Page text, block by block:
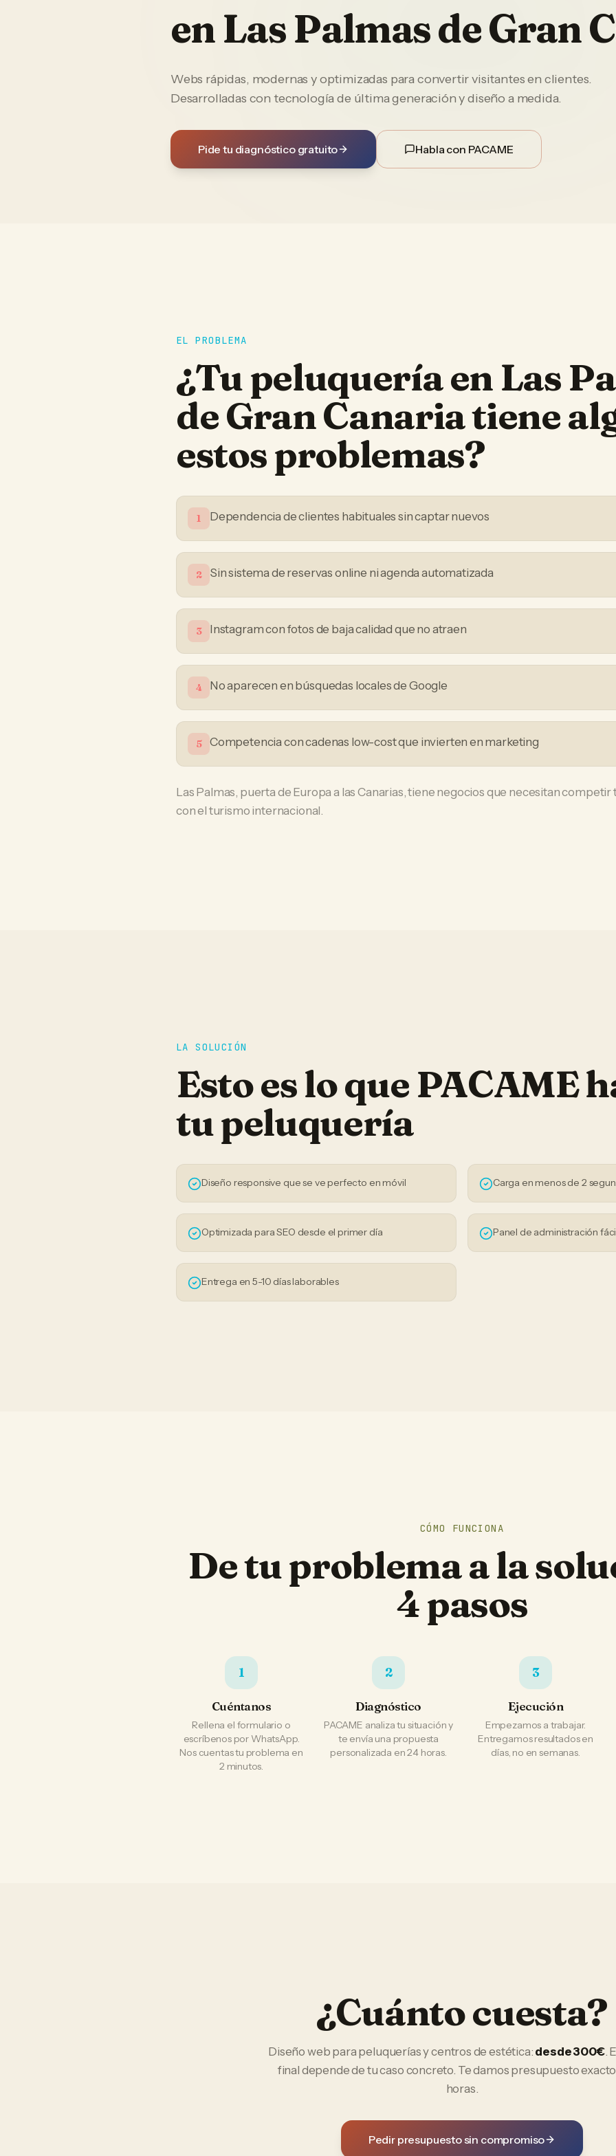
enLas Palmas de Gran
Webs rápidas, modernas y optimizadas para convertir visitantes en clientes.
Desarrolladas con tecnología de última generación y diseño a medida.
Pide tu diagnóstico gratuito Habla con PACAME
EL PROBLEMA
¿TupeluqueríaenLas
de Gran Canariatiene
estos problemas?
1 Dependencia de clientes habituales sin captar nuevos
2 Sin sistema de reservas online ni agenda automatizada
3 Instagram con fotos de baja calidad que no atraen
4 No aparecen en búsquedas locales de Google
5 Competencia con cadenas low-cost que invierten en marketing
Las Palmas, puerta de Europa a las Canarias, tiene negocios que necesitan
con el turismo internacional.
LA SOLUCIÓN
Esto es lo que PACAME
tupeluquería
Diseño responsive que se ve perfecto en móvil Carga en menos de 2
Optimizada para SEO desde el primer día Panel de administración
Entrega en 5-10 días laborables
CÓMO FUNCIONA
De tu problema a la
4 pasos
1
Cuéntanos
Rellena el formulario o
escríbenos por WhatsApp.
Nos cuentas tu problema en
2 minutos.
2
Diagnóstico
PACAME analiza tu situación y
te envía una propuesta
personalizada en 24 horas.
3
Ejecución
Empezamos a trabajar.
Entregamos resultados en
días, no en semanas.
¿Cuánto cuesta?
Diseño web parapeluquerías y centros de estética: desde 300€.
final depende de tu caso concreto. Te damos presupuesto
horas.
Pedir presupuesto sin compromiso